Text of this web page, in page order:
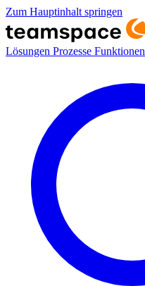
Zum Hauptinhalt springen
Lösungen Prozesse Funktionen